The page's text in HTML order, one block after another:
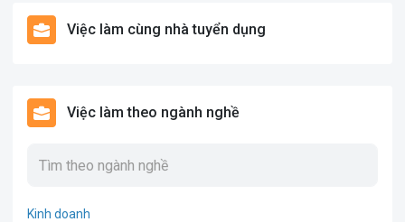
Việc làm cùng nhà tuyển dụng
Việc làm theo ngành nghề
Kinh doanh